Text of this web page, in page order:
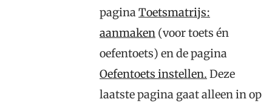
paginaToetsmatrijs:
aanmaken (voor toets én
oefentoets) en de pagina
Oefentoets instellen. Deze
laatste pagina gaat alleen in op